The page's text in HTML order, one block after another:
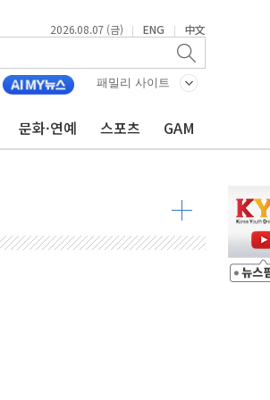
2026.08.07 (금) | ENG | 中文
패밀리 사이트
문화·연예 스포츠 GAM
십 체결
에
계절차 개시